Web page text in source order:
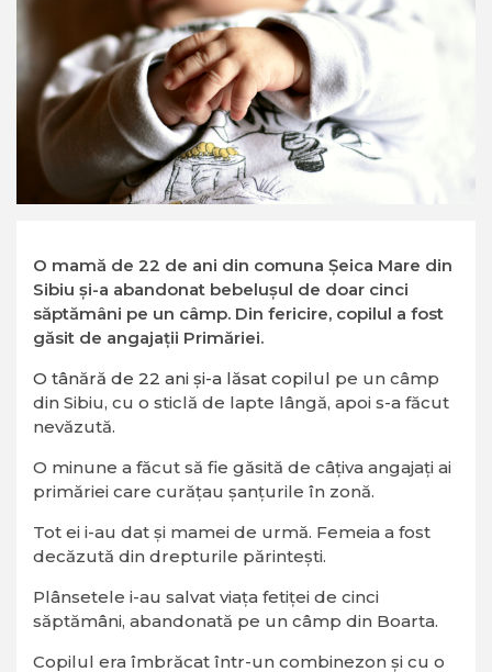
O mamă de 22 de ani din comuna Şeica Mare din
Sibiu şi-a abandonat bebeluşul de doar cinci
săptămâni pe un câmp. Din fericire, copilul a fost
găsit de angajații Primăriei.
O tânără de 22 ani şi-a lăsat copilul pe un câmp
din Sibiu, cu o sticlă de lapte lângă, apoi s-a făcut
nevăzută.
O minune a făcut să fie găsită de câţiva angajaţi ai
primăriei care curăţau şanţurile în zonă.
Tot ei i-au dat şi mamei de urmă. Femeia a fost
decăzută din drepturile părinteşti.
Plânsetele i-au salvat viaţa fetiţei de cinci
săptămâni, abandonată pe un câmp din Boarta.
Copilul era îmbrăcat într-un combinezon şi cu o